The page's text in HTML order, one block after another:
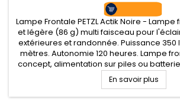
Lampe Frontale PETZL Actik Noire -
et légère (86 g) multi faisceau pour
extérieures et randonnée. Puissance 350
mètres. Autonomie 120 heures. Lampe
concept, alimentation sur piles ou
types de faisceaux (large ou mixte) et
En savoir plus